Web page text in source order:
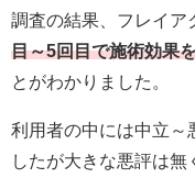
調査の結果、フレイア
目～5回目で施術効果
とがわかりました。
利用者の中には中立～
したが大きな悪評は無